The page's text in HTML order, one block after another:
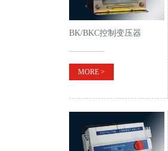
BK/BKC控制变压器
MORE >